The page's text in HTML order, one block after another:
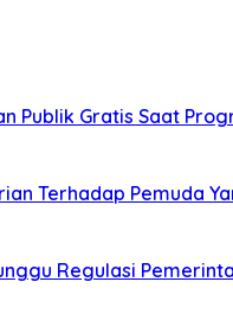
Publik Gratis Saat
Terhadap Pemuda
Regulasi